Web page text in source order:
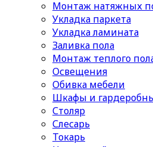
Монтаж натяжных
Укладка паркета
Укладка ламината
Заливка пола
Монтаж теплого
Освещения
Обивка мебели
Шкафы и
Столяр
Слесарь
Токарь